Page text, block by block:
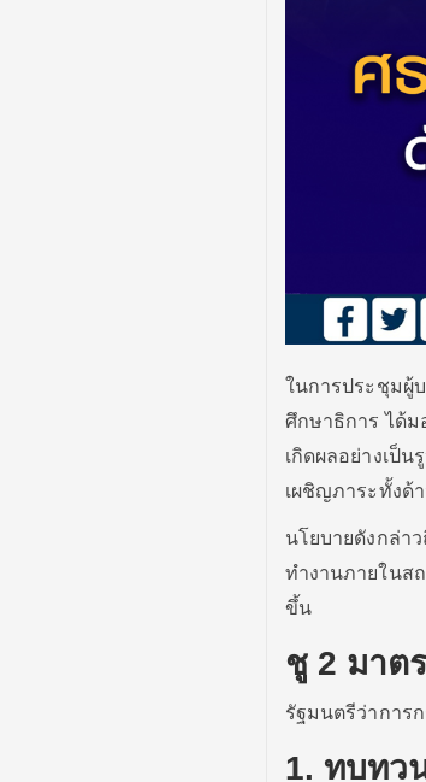
ในการประชุมผู้
ศึกษาธิการ ได้ม
เกิดผลอย่างเป็น
เผชิญภาระทั้งด้
นโยบายดังกล่า
ทำงานภายในส
ขึ้น
ชู 2 มาต
รัฐมนตรีว่าการ
1. ทบทว